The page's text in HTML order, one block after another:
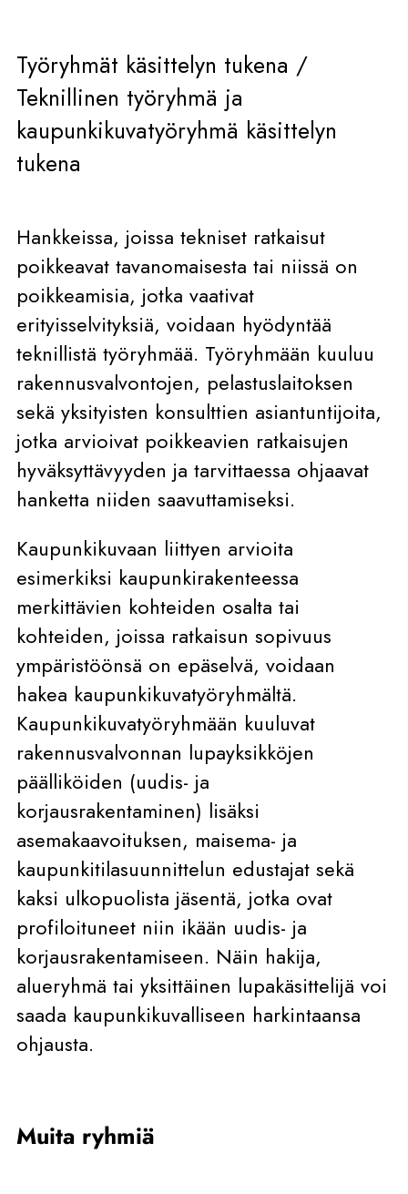
Työryhmät käsittelyn tukena /
Teknillinen työryhmä ja
kaupunkikuvatyöryhmä käsittelyn
tukena
Hankkeissa, joissa tekniset ratkaisut
poikkeavat tavanomaisesta tai niissä on
poikkeamisia, jotka vaativat
erityisselvityksiä, voidaan hyödyntää
teknillistä työryhmää. Työryhmään kuuluu
rakennusvalvontojen, pelastuslaitoksen
sekä yksityisten konsulttien asiantuntijoita,
jotka arvioivat poikkeavien ratkaisujen
hyväksyttävyyden ja tarvittaessa ohjaavat
hanketta niiden saavuttamiseksi.
Kaupunkikuvaan liittyen arvioita
esimerkiksi kaupunkirakenteessa
merkittävien kohteiden osalta tai
kohteiden, joissa ratkaisun sopivuus
ympäristöönsä on epäselvä, voidaan
hakea kaupunkikuvatyöryhmältä.
Kaupunkikuvatyöryhmään kuuluvat
rakennusvalvonnan lupayksikköjen
päälliköiden (uudis- ja
korjausrakentaminen) lisäksi
asemakaavoituksen, maisema- ja
kaupunkitilasuunnittelun edustajat sekä
kaksi ulkopuolista jäsentä, jotka ovat
profiloituneet niin ikään uudis- ja
korjausrakentamiseen. Näin hakija,
alueryhmä tai yksittäinen lupakäsittelijä voi
saada kaupunkikuvalliseen harkintaansa
ohjausta.
Muita ryhmiä